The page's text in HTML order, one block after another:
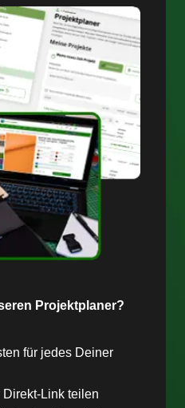
Projektplaner?
für jedes Deiner
Link teilen